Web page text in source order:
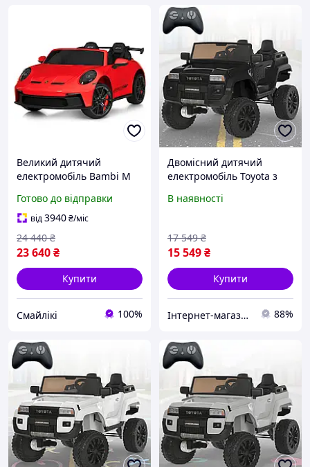
Великий дитячий
електромобіль Bambi M
двомісний спортивний
Porsche, світло, музика, з
пультом, червоний
Готово до відправки
від3940₴/міс
23 640₴
24 440 ₴
Купити
Смайлікі 100%
Двомісний дитячий
електромобіль Toyota з
до 5.5 км/год Bambi M
В наявності
15 549₴
17 549 ₴
Купити
Інтернет-магазин "Vel24" 88%